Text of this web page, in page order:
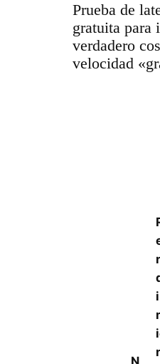
Prueba de
gratuita para
verdadero
velocidad
N
i